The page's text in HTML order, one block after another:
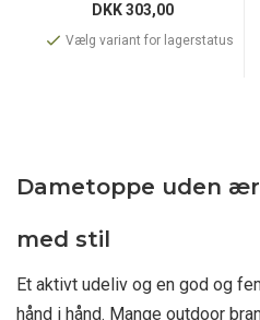
DKK303,00
Vælg variant for lagerstatus
Dametoppe uden
med stil
Et aktivt udeliv og en god og
hånd i hånd. Mange outdoor